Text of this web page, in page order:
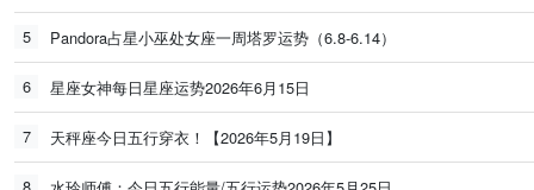
5 Pandora占星小巫处女座一周塔罗运势（6.8-6.14）
6 星座女神每日星座运势2026年6月15日
7 天秤座今日五行穿衣！【2026年5月19日】